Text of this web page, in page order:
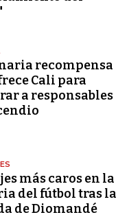
recompensa
Cali para
a responsables
más caros en la
del fútbol tras la
de Diomandé